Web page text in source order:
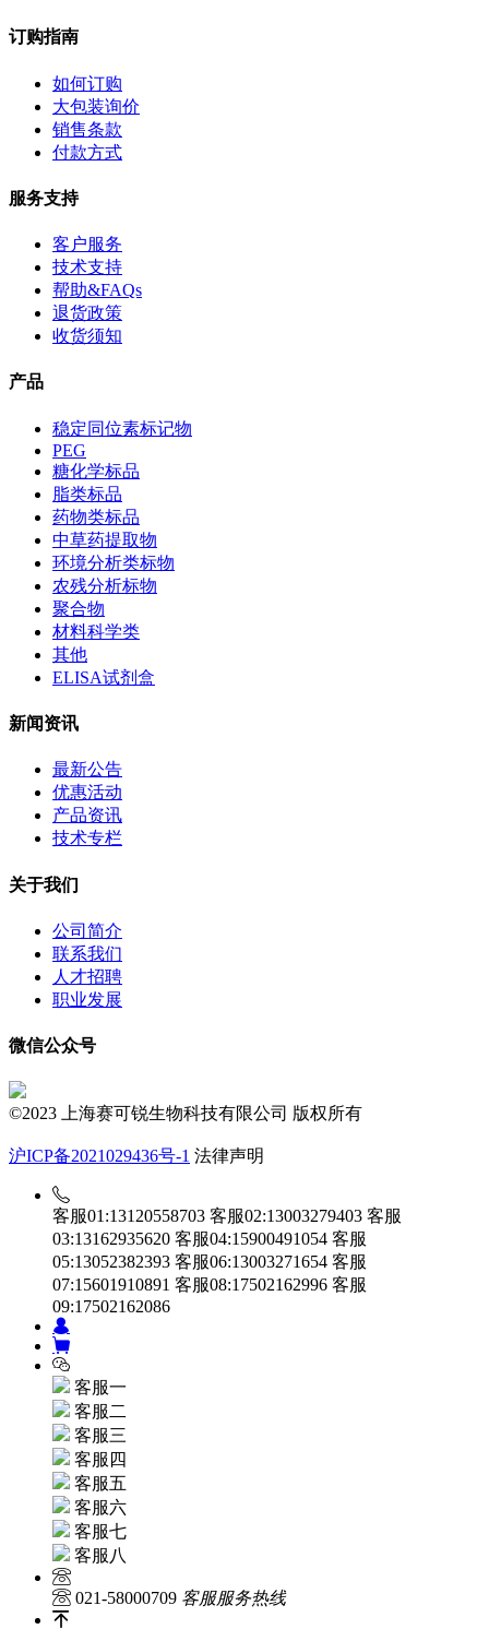
订购指南
如何订购
大包装询价
销售条款
付款方式
服务支持
客户服务
技术支持
帮助&FAQs
退货政策
收货须知
产品
稳定同位素标记物
PEG
糖化学标品
脂类标品
药物类标品
中草药提取物
环境分析类标物
农残分析标物
聚合物
材料科学类
其他
ELISA试剂盒
新闻资讯
最新公告
优惠活动
产品资讯
技术专栏
关于我们
公司简介
联系我们
人才招聘
职业发展
微信公众号
©2023 上海赛可锐生物科技有限公司 版权所有
沪ICP备2021029436号-1 法律声明
客服01:13120558703 客服02:13003279403 客服
03:13162935620 客服04:15900491054 客服
05:13052382393 客服06:13003271654 客服
07:15601910891 客服08:17502162996 客服
09:17502162086
客服一
客服二
客服三
客服四
客服五
客服六
客服七
客服八
021-58000709 客服服务热线